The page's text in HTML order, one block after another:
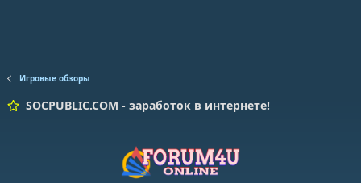
Игровые обзоры
SOCPUBLIC.COM - заработок в интернете!